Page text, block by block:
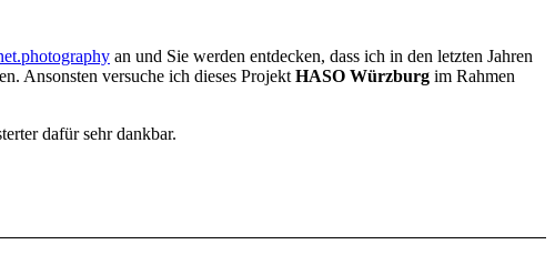
an und Sie werden entdecken, dass ich in den letzten Jahren
Ansonsten versuche ich dieses Projekt HASO Würzburg im Rahmen
dafür sehr dankbar.